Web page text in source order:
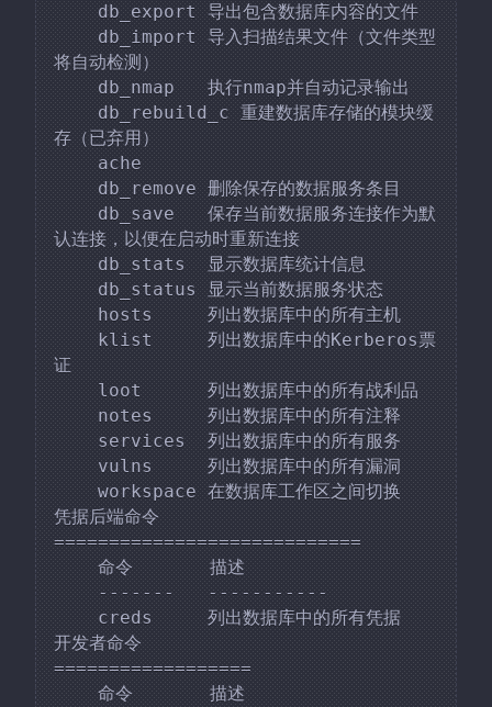
    db_export 导出包含数据库内容的文件
    db_import 导入扫描结果文件（文件类型
将自动检测）
    db_nmap   执行nmap并自动记录输出
    db_rebuild_c 重建数据库存储的模块缓
存（已弃用）
    ache
    db_remove 删除保存的数据服务条目
    db_save   保存当前数据服务连接作为默
认连接，以便在启动时重新连接
    db_stats  显示数据库统计信息
    db_status 显示当前数据服务状态
    hosts     列出数据库中的所有主机
    klist     列出数据库中的Kerberos票
证
    loot      列出数据库中的所有战利品
    notes     列出数据库中的所有注释
    services  列出数据库中的所有服务
    vulns     列出数据库中的所有漏洞
    workspace 在数据库工作区之间切换
凭据后端命令
============================
    命令       描述
    -------   -----------
    creds     列出数据库中的所有凭据
开发者命令
==================
    命令       描述